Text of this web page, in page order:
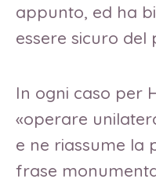
appunto, ed ha
essere sicuro del
In ogni caso per
«operare
e ne riassume la
frase